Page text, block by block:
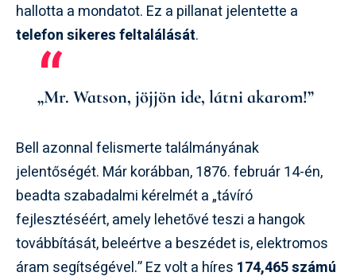
hallotta a mondatot. Ez a pillanat jelentette a
telefon sikeres feltalálását.
„Mr. Watson, jöjjön ide, látni akarom!”
Bell azonnal felismerte találmányának
jelentőségét. Már korábban, 1876. február 14-én,
beadta szabadalmi kérelmét a „távíró
fejlesztéséért, amely lehetővé teszi a hangok
továbbítását, beleértve a beszédet is, elektromos
áram segítségével.” Ez volt a híres 174,465 számú